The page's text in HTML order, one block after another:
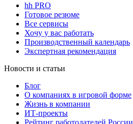
hh PRO
Готовое резюме
Все сервисы
Хочу у вас работать
Производственный календарь
Экспертная рекомендация
Новости и статьи
Блог
О компаниях в игровой форме
Жизнь в компании
ИТ-проекты
Рейтинг работодателей России